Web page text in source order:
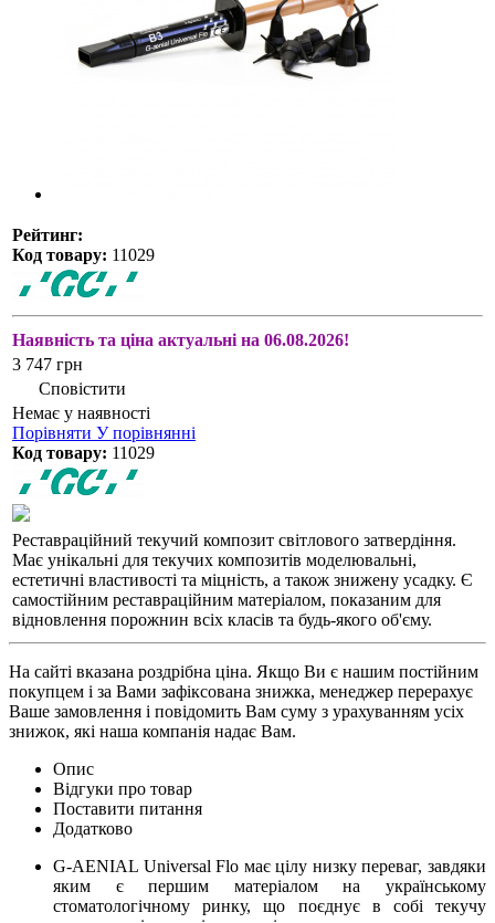
Рейтинг:
Код товару: 11029
Наявність та ціна актуальні на 06.08.2026!
3 747 грн
Сповістити
Немає у наявності
Порівняти У порівнянні
Код товару: 11029
Реставраційний текучий композит світлового затвердіння.
Має унікальні для текучих композитів моделювальні,
естетичні властивості та міцність, а також знижену усадку. Є
самостійним реставраційним матеріалом, показаним для
відновлення порожнин всіх класів та будь-якого об'єму.
На сайті вказана роздрібна ціна. Якщо Ви є нашим постійним
покупцем і за Вами зафіксована знижка, менеджер перерахує
Ваше замовлення і повідомить Вам суму з урахуванням усіх
знижок, які наша компанія надає Вам.
Опис
Відгуки про товар
Поставити питання
Додатково
G-AENIAL Universal Flo має цілу низку переваг, завдяки
яким є першим матеріалом на українському
стоматологічному ринку, що поєднує в собі текучу